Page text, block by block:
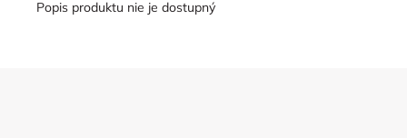
Popis produktu nie je dostupný